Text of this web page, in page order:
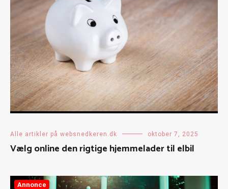
Alle artikler på websnedkeren.dk oktober 7, 2025
Vælg online den rigtige hjemmelader til elbil
Annonce